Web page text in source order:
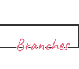
Branches